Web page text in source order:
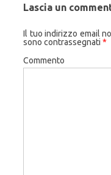
Lascia un
Il tuo indirizzo email
sono contrassegnati *
Commento